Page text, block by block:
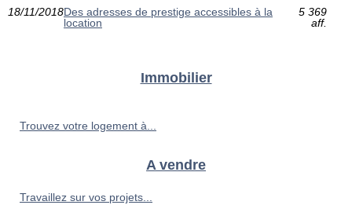
18/11/2018Des adresses de prestige accessibles à la
location
5 369
aff.
Immobilier
Trouvez votre logement à...
A vendre
Travaillez sur vos projets...